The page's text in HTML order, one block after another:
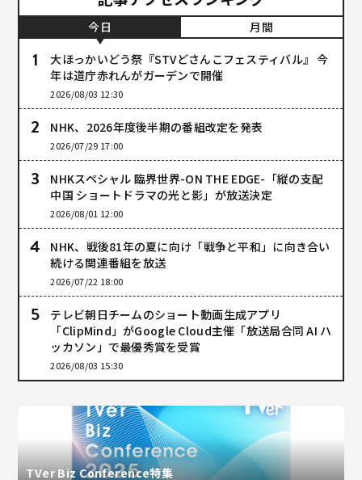
今日
月間
大ほっかいどう祭『STVどさんこフェスティバル』 今
年は道庁赤れんがガーデンで開催
2026/08/03 12:30
NHK、2026年度後半期の番組改定を発表
2026/07/29 17:00
NHKスペシャル 臨界世界-ON THE EDGE-「縦の支配
中国 ショートドラマの光と影」が放送決定
2026/08/01 12:00
NHK、戦後81年の夏に向け「戦争と平和」に向き合い
続ける関連番組を放送
2026/07/22 18:00
テレビ朝日チームのショート動画生成アプリ
「ClipMind」がGoogle Cloud主催「放送局合同 AI ハ
ッカソン」で最優秀賞を受賞
2026/08/03 15:30
TVer Biz Conference特集